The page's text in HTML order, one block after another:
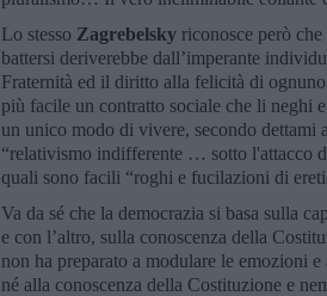
Lo stesso Zagrebelsky riconosce però
battersi deriverebbe dall’imperante
Fraternità ed il diritto alla felicità di
più facile un contratto sociale che li neghi
un unico modo di vivere, secondo dettami
“relativismo indifferente … sotto l'attacco
quali sono facili “roghi e fucilazioni di
Va da sé che la democrazia si basa sulla
e con l’altro, sulla conoscenza della
non ha preparato a modulare le emozioni
né alla conoscenza della Costituzione e